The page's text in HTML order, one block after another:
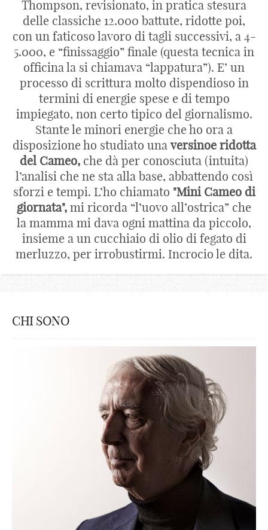
Thompson, revisionato, in pratica stesura
delle classiche 12.000 battute, ridotte poi,
con un faticoso lavoro di tagli successivi, a 4-
5.000, e “finissaggio” finale (questa tecnica in
officina la si chiamava “lappatura”). E’ un
processo di scrittura molto dispendioso in
termini di energie spese e di tempo
impiegato, non certo tipico del giornalismo.
Stante le minori energie che ho ora a
disposizione ho studiato una versinoe ridotta
del Cameo, che dà per conosciuta (intuita)
l’analisi che ne sta alla base, abbattendo così
sforzi e tempi. L’ho chiamato "Mini Cameo di
giornata", mi ricorda “l’uovo all’ostrica” che
la mamma mi dava ogni mattina da piccolo,
insieme a un cucchiaio di olio di fegato di
merluzzo, per irrobustirmi. Incrocio le dita.
CHI SONO